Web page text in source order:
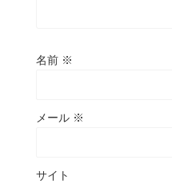
名前 ※
メール ※
サイト